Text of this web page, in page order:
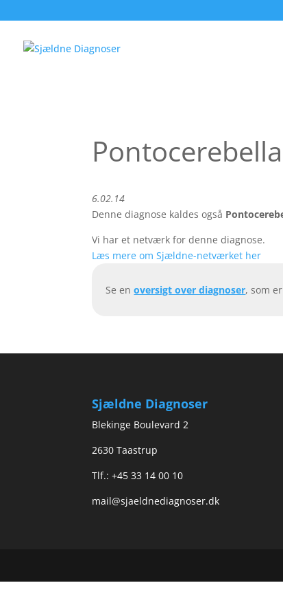
6.02.14
Denne diagnose kaldes også
Vi har et netværk for denne diagnose.
Læs mere om Sjældne-netværket her
Se enoversigt over diagnoser, som
Sjældne Diagnoser
Blekinge Boulevard 2
2630 Taastrup
Tlf.: +45 33 14 00 10
mail@sjaeldnediagnoser.dk